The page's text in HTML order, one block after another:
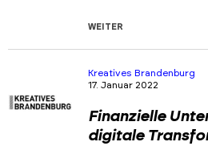
WEITER
Kreatives Brandenburg
17. Januar 2022
Finanzielle
digitale